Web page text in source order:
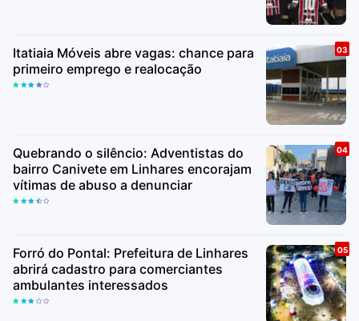
Itatiaia Móveis abre vagas: chance para
primeiro emprego e realocação
Quebrando o silêncio: Adventistas do
bairro Canivete em Linhares encorajam
vítimas de abuso a denunciar
Forró do Pontal: Prefeitura de Linhares
abrirá cadastro para comerciantes
ambulantes interessados